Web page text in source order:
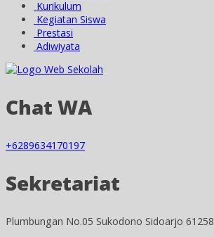
Kurikulum
Kegiatan Siswa
Prestasi
Adiwiyata
Chat WA
+6289634170197
Sekretariat
Plumbungan No.05 Sukodono Sidoarjo 61258